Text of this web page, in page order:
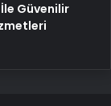
Güvenilir